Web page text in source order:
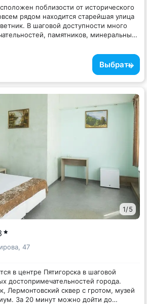
поблизости от исторического
рядом находится старейшая улица
В шаговой доступности много
памятников, минеральных
с кухней, микроволновкой и стиральной
Выбрать
1/5
47
в центре Пятигорска в шаговой
достопримечательностей города.
Лермонтовский сквер с гротом, музей
За 20 минут можно дойти до